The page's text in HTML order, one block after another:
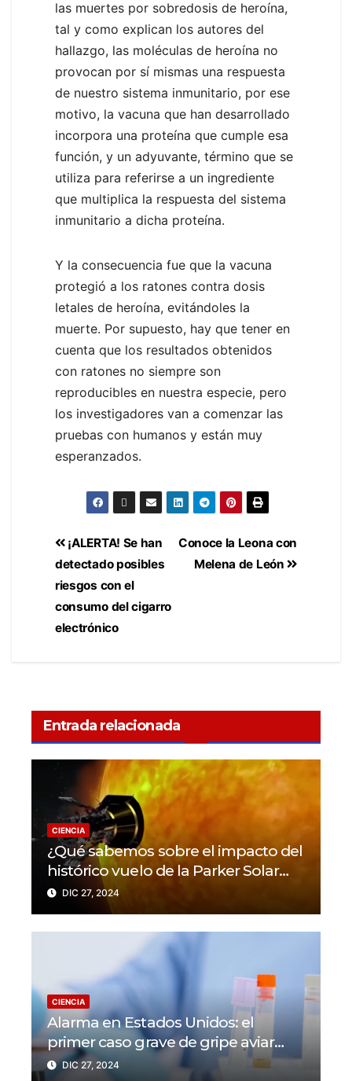
las muertes por sobredosis de heroína,
tal y como explican los autores del
hallazgo, las moléculas de heroína no
provocan por sí mismas una respuesta
de nuestro sistema inmunitario, por ese
motivo, la vacuna que han desarrollado
incorpora una proteína que cumple esa
función, y un adyuvante, término que se
utiliza para referirse a un ingrediente
que multiplica la respuesta del sistema
inmunitario a dicha proteína.
Y la consecuencia fue que la vacuna
protegió a los ratones contra dosis
letales de heroína, evitándoles la
muerte. Por supuesto, hay que tener en
cuenta que los resultados obtenidos
con ratones no siempre son
reproducibles en nuestra especie, pero
los investigadores van a comenzar las
pruebas con humanos y están muy
esperanzados.
Conoce la Leona con
Melena de León
¡ALERTA! Se han
detectado posibles
riesgos con el
consumo del cigarro
electrónico
Entrada relacionada
CIENCIA
¿Qué sabemos sobre el impacto del
histórico vuelo de la Parker Solar
Probe?
DIC 27, 2024
CIENCIA
Alarma en Estados Unidos: el
primer caso grave de gripe aviar
muestra una peligrosa mutación
DIC 27, 2024